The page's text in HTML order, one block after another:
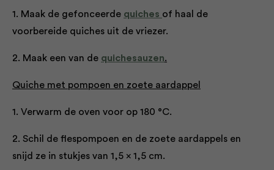
1. Maak de gefonceerde quiches of haal de
voorbereide quiches uit de vriezer.
2. Maak een van de quichesauzen.
Quiche met pompoen en zoete aardappel
1. Verwarm de oven voor op 180 °C.
2. Schil de ﬂespompoen en de zoete aardappels en
snijd ze in stukjes van 1,5 × 1,5 cm.